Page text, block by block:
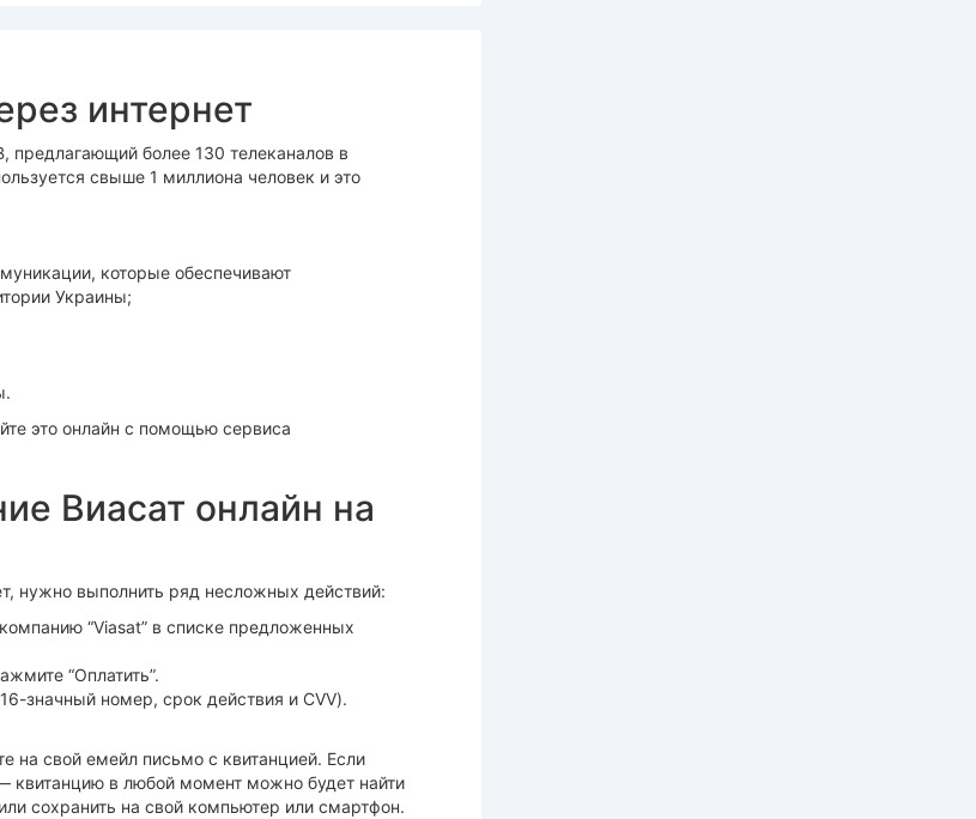
интернет
предлагающий более 130 телеканалов в
свыше 1 миллиона человек и это
которые обеспечивают
Украины;
это онлайн с помощью сервиса
Виасат онлайн на
нужно выполнить ряд несложных действий:
“Viasat” в списке предложенных
“Оплатить”.
значный номер, срок действия и CVV).
на свой емейл письмо с квитанцией. Если
квитанцию в любой момент можно будет найти
сохранить на свой компьютер или смартфон.